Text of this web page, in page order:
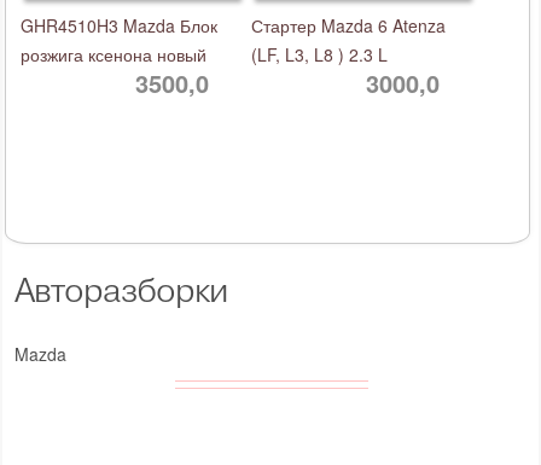
Авторазборки
Mazda
GHR4510H3 Mazda Блок
розжига ксенона новый
3500,0
Стартер Mazda 6 Atenza
(LF, L3, L8 ) 2.3 L
3000,0